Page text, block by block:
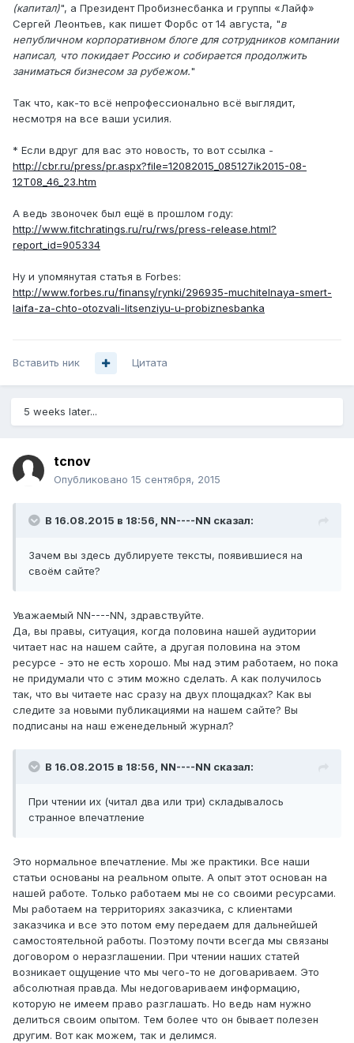
(капитал)", а Президент Пробизнесбанка и группы «Лайф»
Сергей Леонтьев, как пишет Форбс от 14 августа, "в
непубличном корпоративном блоге для сотрудников компании
написал, что покидает Россию и собирается продолжить
заниматься бизнесом за рубежом."
Так что, как-то всё непрофессионально всё выглядит,
несмотря на все ваши усилия.
* Если вдруг для вас это новость, то вот ссылка -
http://cbr.ru/press/pr.aspx?file=12082015_085127ik2015-08-
12T08_46_23.htm
А ведь звоночек был ещё в прошлом году:
http://www.fitchratings.ru/ru/rws/press-release.html?
report_id=905334
Ну и упомянутая статья в Forbes:
http://www.forbes.ru/finansy/rynki/296935-muchitelnaya-smert-
laifa-za-chto-otozvali-litsenziyu-u-probiznesbanka
Вставить ник Цитата
5 weeks later...
tcnov
Опубликовано 15 сентября, 2015
В 16.08.2015 в 18:56, NN----NN сказал:
Зачем вы здесь дублируете тексты, появившиеся на
своём сайте?
Уважаемый NN----NN, здравствуйте.
Да, вы правы, ситуация, когда половина нашей аудитории
читает нас на нашем сайте, а другая половина на этом
ресурсе - это не есть хорошо. Мы над этим работаем, но пока
не придумали что с этим можно сделать. А как получилось
так, что вы читаете нас сразу на двух площадках? Как вы
следите за новыми публикациями на нашем сайте? Вы
подписаны на наш еженедельный журнал?
В 16.08.2015 в 18:56, NN----NN сказал:
При чтении их (читал два или три) складывалось
странное впечатление
Это нормальное впечатление. Мы же практики. Все наши
статьи основаны на реальном опыте. А опыт этот основан на
нашей работе. Только работаем мы не со своими ресурсами.
Мы работаем на территориях заказчика, с клиентами
заказчика и все это потом ему передаем для дальнейшей
самостоятельной работы. Поэтому почти всегда мы связаны
договором о неразглашении. При чтении наших статей
возникает ощущение что мы чего-то не договариваем. Это
абсолютная правда. Мы недоговариваем информацию,
которую не имеем право разглашать. Но ведь нам нужно
делиться своим опытом. Тем более что он бывает полезен
другим. Вот как можем, так и делимся.